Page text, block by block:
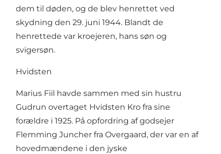
dem til døden, og de blev henrettet ved
skydning den 29. juni 1944. Blandt de
henrettede var kroejeren, hans søn og
svigersøn.
Hvidsten
Marius Fiil havde sammen med sin hustru
Gudrun overtaget Hvidsten Kro fra sine
forældre i 1925. På opfordring af godsejer
Flemming Juncher fra Overgaard, der var en af
hovedmændene i den jyske